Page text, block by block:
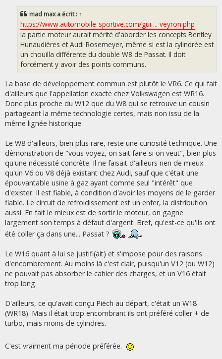
mad maxa écrit : ↑
https://www.automobile-sportive.com/gui ... veyron.php
la partie moteur aurait mérité d'aborder les concepts Bentley
Hunaudières et Audi Rosemeyer, même si est la cylindrée est
un chouïlla différente du double W8 de Passat. Il doit
forcément y avoir des points communs.
La base de développement commun est plutôt le VR6. Ce qui fait
d'ailleurs que l'appellation exacte chez Volkswagen est WR16.
Donc plus proche du W12 que du W8 qui se retrouve un cousin
partageant la même technologie certes, mais non issu de la
même lignée historique.
Le W8 d'ailleurs, bien plus rare, reste une curiosité technique. Une
démonstration de "vous voyez, on sait faire si on veut", bien plus
qu'une nécessité concrète. Il ne faisait d'ailleurs rien de mieux
qu'un V6 ou V8 déjà existant chez Audi, sauf que c'était une
épouvantable usine à gaz ayant comme seul "intérêt" que
d'exister. Il est fiable, à condition d'avoir les moyens de le garder
fiable. Le circuit de refroidissement est un enfer, la distribution
aussi. En fait le mieux est de sortir le moteur, on gagne
largement son temps à défaut d'argent. Bref, qu'est-ce qu'ils ont
été coller ça dans une... Passat ?
Le W16 quant à lui se justifi(ait) et s'impose pour des raisons
d'encombrement. Au moins là c'est clair, puisqu'un V12 (ou W12)
ne pouvait pas absorber le cahier des charges, et un V16 était
trop long.
D'ailleurs, ce qu'avait conçu Piëch au départ, c'était un W18
(WR18). Mais il était trop encombrant ils ont préféré coller + de
turbo, mais moins de cylindres.
C'est vraiment ma période préférée.